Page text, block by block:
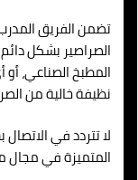
تضمن الفريق
الصراصير بشكل
المطبخ الصناعي،
نظيفة خالية من
لا تتردد في
المتميزة في مجال